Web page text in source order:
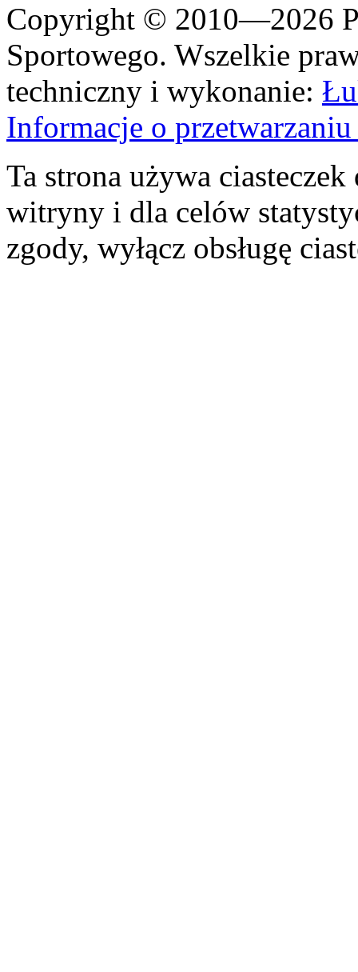
Copyright © 2010—2026
Sportowego. Wszelkie
techniczny i wykonanie:
Informacje o
Ta strona używa
witryny i dla celów
zgody, wyłącz obsługę